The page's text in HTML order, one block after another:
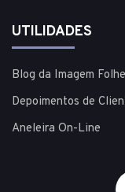
UTILIDADES
Blog da Imagem
Depoimentos de
Aneleira On-Line